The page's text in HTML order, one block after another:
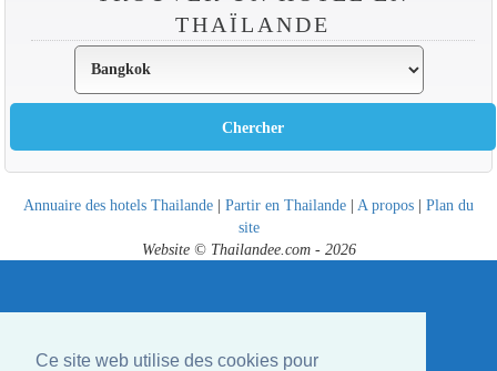
Ce site web utilise des cookies pour
THAÏLANDE
Annuaire des hotels Thailande | Partir en Thailande | A propos | Plan du
site
Website © Thailandee.com - 2026